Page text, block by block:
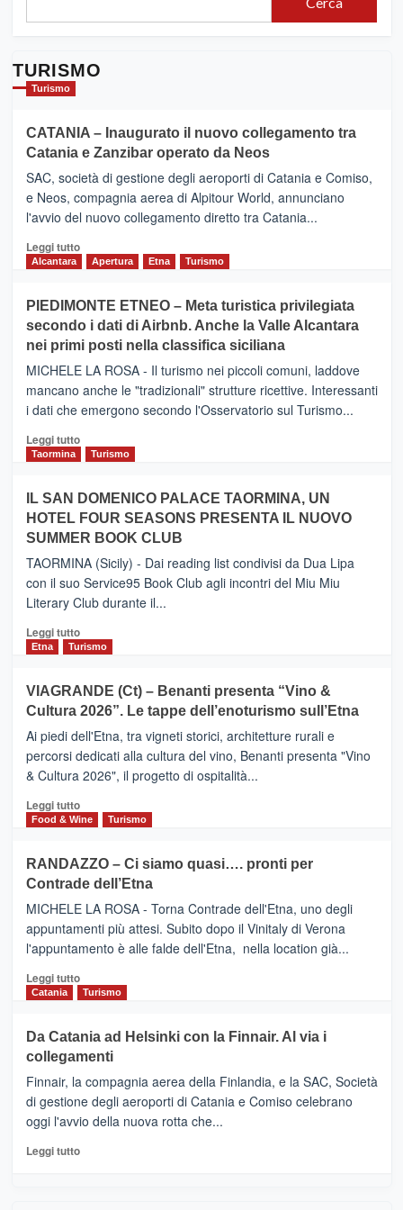
TURISMO
Turismo
CATANIA – Inaugurato il nuovo collegamento tra
Catania e Zanzibar operato da Neos
SAC, società di gestione degli aeroporti di Catania e Comiso,
e Neos, compagnia aerea di Alpitour World, annunciano
l'avvio del nuovo collegamento diretto tra Catania...
Leggi tuttoLeggi
CATANIA
–
Inaugurato
il
nuovo
collegamento
tra
e
Zanzibar
da
Neos
Alcantara Apertura Etna Turismo
PIEDIMONTE ETNEO – Meta turistica privilegiata
secondo i dati di Airbnb. Anche la Valle Alcantara
nei primi posti nella classifica siciliana
MICHELE LA ROSA - Il turismo nei piccoli comuni, laddove
mancano anche le "tradizionali" strutture ricettive. Interessanti
i dati che emergono secondo l'Osservatorio sul Turismo...
Leggi tuttoLeggi
PIEDIMONTE
ETNEO
–
Meta
turistica
privilegiata
secondo
dati
di
Anche
la
Alcantara
nei
primi
nella
classifica
Taormina Turismo
IL SAN DOMENICO PALACE TAORMINA, UN
HOTEL FOUR SEASONS PRESENTA IL NUOVO
SUMMER BOOK CLUB
TAORMINA (Sicily) - Dai reading list condivisi da Dua Lipa
con il suo Service95 Book Club agli incontri del Miu Miu
Literary Club durante il...
Leggi tuttoLeggi
di
IL
SAN
DOMENICO
PALACE
TAORMINA,
UN
HOTEL
FOUR
IL
NUOVO
SUMMER
CLUB
Etna Turismo
VIAGRANDE (Ct) – Benanti presenta “Vino &
Cultura 2026”. Le tappe dell’enoturismo sull’Etna
Ai piedi dell'Etna, tra vigneti storici, architetture rurali e
percorsi dedicati alla cultura del vino, Benanti presenta "Vino
& Cultura 2026", il progetto di ospitalità...
Leggi tuttoLeggi
di
VIAGRANDE
(Ct)
–
Benanti
presenta
“Vino
&
Cultura
tappe
dell’enoturismo
Food & Wine Turismo
RANDAZZO – Ci siamo quasi…. pronti per
Contrade dell’Etna
MICHELE LA ROSA - Torna Contrade dell'Etna, uno degli
appuntamenti più attesi. Subito dopo il Vinitaly di Verona
l'appuntamento è alle falde dell'Etna, nella location già...
Leggi tuttoLeggi
di
RANDAZZO
–
Ci
siamo
quasi….
pronti
per
Catania Turismo
Da Catania ad Helsinki con la Finnair. Al via i
collegamenti
Finnair, la compagnia aerea della Finlandia, e la SAC, Società
di gestione degli aeroporti di Catania e Comiso celebrano
oggi l'avvio della nuova rotta che...
Leggi tuttoLeggi